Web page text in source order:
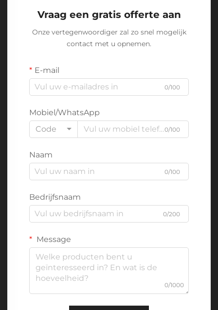
Vraag een gratis offerte aan
Onze vertegenwoordiger zal zo snel mogelijk
contact met u opnemen.
E-mail
0/100
Mobiel/WhatsApp
Code
0/100
Naam
0/100
Bedrijfsnaam
0/200
Message
0/1000